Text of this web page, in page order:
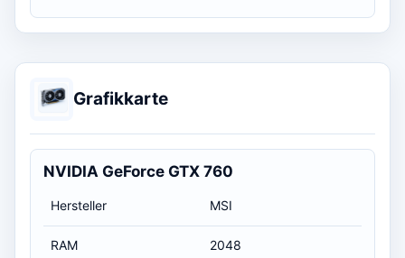
Grafikkarte
NVIDIA GeForce GTX 760
Hersteller MSI
RAM 2048